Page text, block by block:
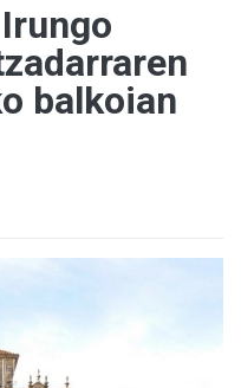
balkoian